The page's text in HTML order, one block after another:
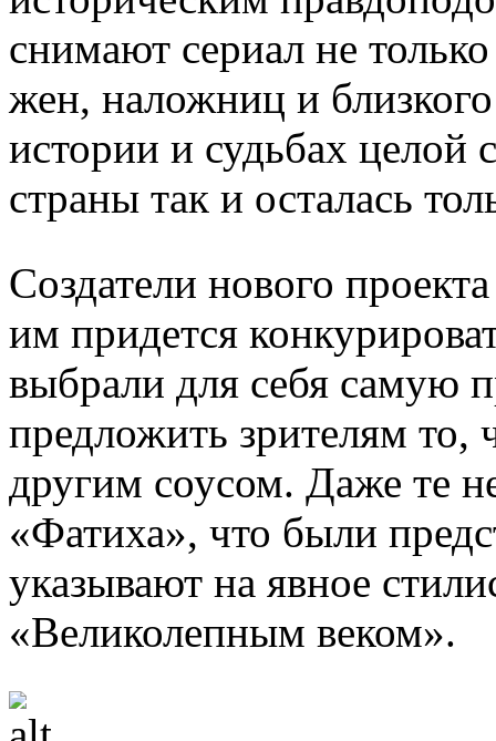
снимают сериал не
жен, наложниц и
истории и судьбах целой
страны так и осталась
Создатели нового
им придется
выбрали для себя самую
предложить зрителям то,
другим соусом. Даже те
«Фатиха», что были
указывают на явное
«Великолепным веком».